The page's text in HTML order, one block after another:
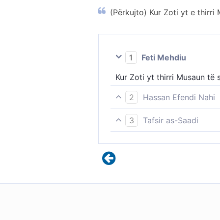
(Përkujto) Kur Zoti yt e thirri
1
Feti Mehdiu
Kur Zoti yt thirri Musaun të
2
Hassan Efendi Nahi
Kur Allahu e thërriti Musain:
3
Tafsir as-Saadi
në të janë sjellë urtësi të
veprimet e Zotit me
Teurati, që është libri më
mrekullueshme të Musait
tek ai popull keqbërës (i